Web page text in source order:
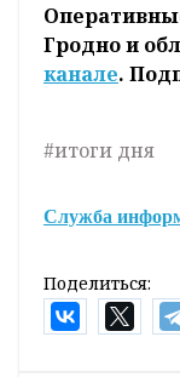
Гродно и
канале.
#итоги дня
Служба
Поделиться: